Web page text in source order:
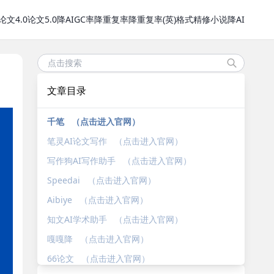
文4.0论文5.0降AIGC率降重复率降重复率(英)格式精修小说降AI
文章目录
千笔 （点击进入官网）
笔灵AI论文写作 （点击进入官网）
写作狗AI写作助手 （点击进入官网）
Speedai （点击进入官网）
Aibiye （点击进入官网）
知文AI学术助手 （点击进入官网）
嘎嘎降 （点击进入官网）
66论文 （点击进入官网）